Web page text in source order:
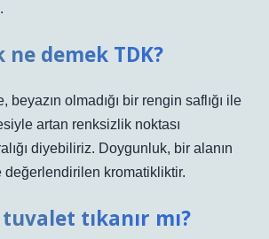
demek TDK?
beyazın olmadığı bir rengin saflığı ile
artan renksizlik noktası
diyebiliriz. Doygunluk, bir alanın
değerlendirilen kromatikliktir.
tıkanır mı?